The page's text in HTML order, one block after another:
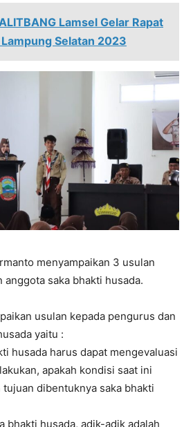
Lamsel Gelar Rapat
Selatan 2023
menyampaikan 3 usulan
anggota saka bhakti husada.
usulan kepada pengurus dan
yaitu :
husada harus dapat mengevaluasi
apakah kondisi saat ini
dibentuknya saka bhakti
bhakti husada, adik-adik adalah